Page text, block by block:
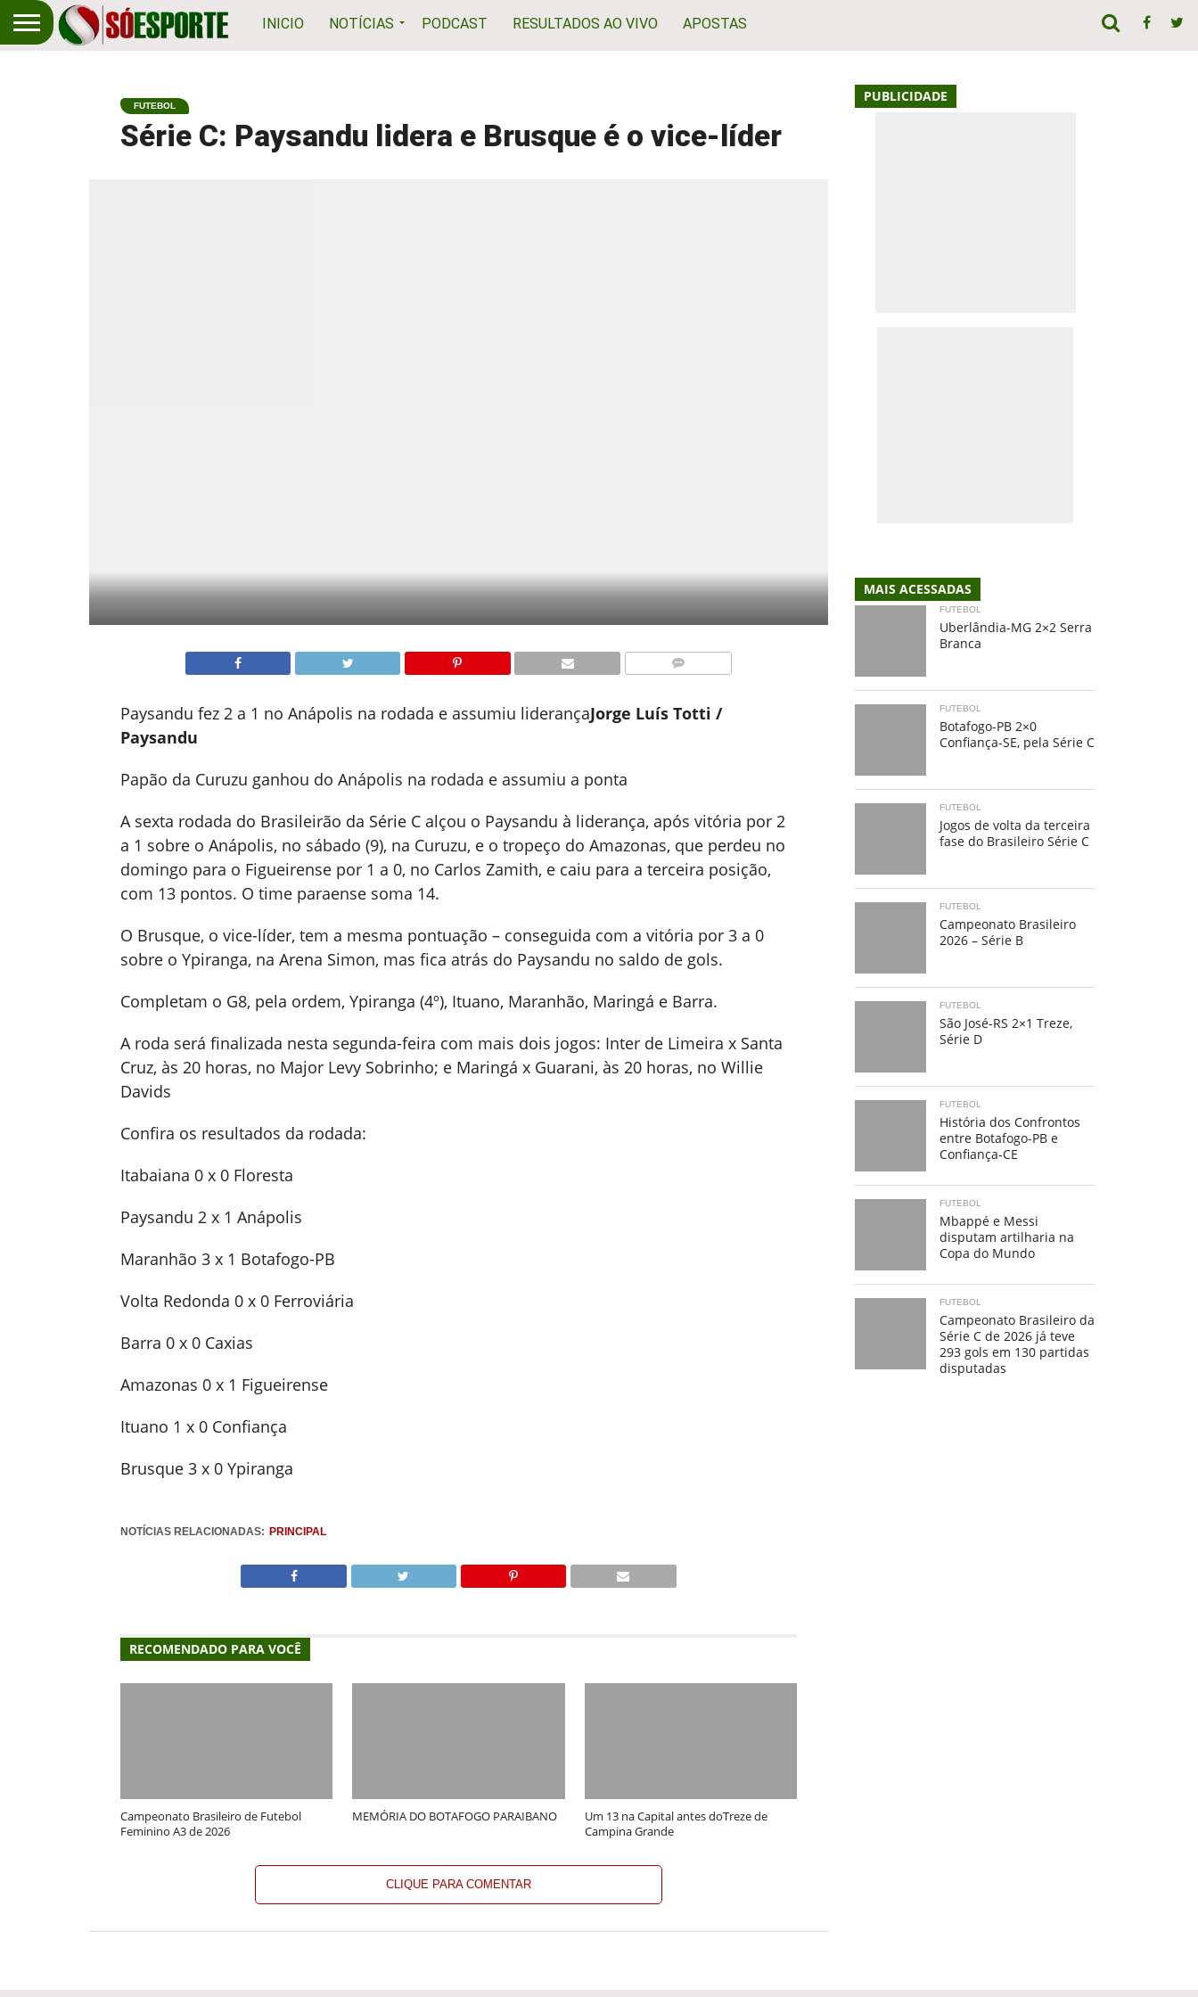
INICIO NOTÍCIAS PODCAST RESULTADOS AO VIVO APOSTAS
FUTEBOL
Série C: Paysandu lidera e Brusque é o vice-líder
Paysandu fez 2 a 1 no Anápolis na rodada e assumiu liderançaJorge Luís Totti /
Paysandu
Papão da Curuzu ganhou do Anápolis na rodada e assumiu a ponta
A sexta rodada do Brasileirão da Série C alçou o Paysandu à liderança, após vitória por 2
a 1 sobre o Anápolis, no sábado (9), na Curuzu, e o tropeço do Amazonas, que perdeu no
domingo para o Figueirense por 1 a 0, no Carlos Zamith, e caiu para a terceira posição,
com 13 pontos. O time paraense soma 14.
O Brusque, o vice-líder, tem a mesma pontuação – conseguida com a vitória por 3 a 0
sobre o Ypiranga, na Arena Simon, mas fica atrás do Paysandu no saldo de gols.
Completam o G8, pela ordem, Ypiranga (4º), Ituano, Maranhão, Maringá e Barra.
A roda será finalizada nesta segunda-feira com mais dois jogos: Inter de Limeira x Santa
Cruz, às 20 horas, no Major Levy Sobrinho; e Maringá x Guarani, às 20 horas, no Willie
Davids
Confira os resultados da rodada:
Itabaiana 0 x 0 Floresta
Paysandu 2 x 1 Anápolis
Maranhão 3 x 1 Botafogo-PB
Volta Redonda 0 x 0 Ferroviária
Barra 0 x 0 Caxias
Amazonas 0 x 1 Figueirense
Ituano 1 x 0 Confiança
Brusque 3 x 0 Ypiranga
NOTÍCIAS RELACIONADAS: PRINCIPAL
RECOMENDADO PARA VOCÊ
Campeonato Brasileiro de Futebol
Feminino A3 de 2026
MEMÓRIA DO BOTAFOGO PARAIBANO
Um 13 na Capital antes doTreze de
Campina Grande
CLIQUE PARA COMENTAR
PUBLICIDADE
MAIS ACESSADAS
FUTEBOL
Uberlândia-MG 2×2 Serra
Branca
FUTEBOL
Botafogo-PB 2×0
Confiança-SE, pela Série C
FUTEBOL
Jogos de volta da terceira
fase do Brasileiro Série C
FUTEBOL
Campeonato Brasileiro
2026 – Série B
FUTEBOL
São José-RS 2×1 Treze,
Série D
FUTEBOL
História dos Confrontos
entre Botafogo-PB e
Confiança-CE
FUTEBOL
Mbappé e Messi
disputam artilharia na
Copa do Mundo
FUTEBOL
Campeonato Brasileiro da
Série C de 2026 já teve
293 gols em 130 partidas
disputadas